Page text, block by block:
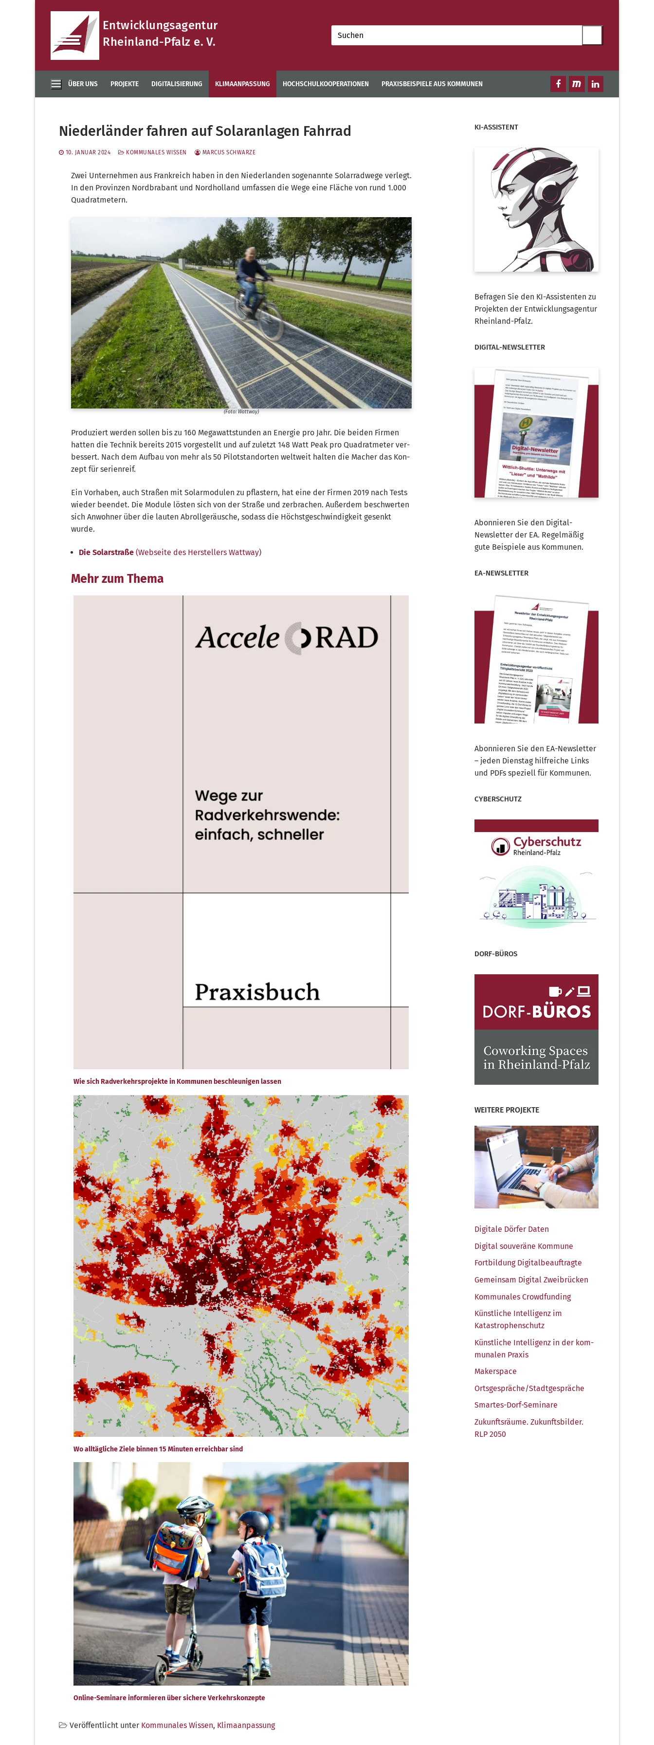
Entwicklungsagentur
Rheinland-Pfalz e. V.
Suchen
nach:
ÜBER UNS PROJEKTE DIGITALISIERUNG KLIMAANPASSUNG HOCHSCHULKOOPERATIONEN PRAXISBEISPIELE AUS KOMMUNEN
Niederländer fahren auf Solaranlagen Fahrrad
10. JANUAR 2024 KOMMUNALES WISSEN MARCUS SCHWARZE
Zwei Unter­neh­men aus Frank­reich haben in den Nie­der­lan­den soge­nann­te Solar­rad­we­ge ver­legt.
In den Pro­vin­zen Nord­bra­bant und Nord­hol­land umfas­sen die Wege eine Flä­che von rund 1.000
Quadratmetern.
(Foto: Watt­way)
Pro­du­ziert wer­den sol­len bis zu 160 Mega­watt­stun­den an Ener­gie pro Jahr. Die bei­den Fir­men
hat­ten die Tech­nik bereits 2015 vor­ge­stellt und auf zuletzt 148 Watt Peak pro Qua­drat­me­ter ver­
bes­sert. Nach dem Auf­bau von mehr als 50 Pilot­stand­or­ten welt­weit hal­ten die Macher das Kon­
zept für serienreif.
Ein Vor­ha­ben, auch Stra­ßen mit Solar­mo­du­len zu pflas­tern, hat eine der Fir­men 2019 nach Tests
wie­der been­det. Die Modu­le lös­ten sich von der Stra­ße und zer­bra­chen. Außer­dem beschwer­ten
sich Anwoh­ner über die lau­ten Abroll­ge­räu­sche, sodass die Höchst­ge­schwin­dig­keit gesenkt
wurde.
Die Solar­stra­ße (Web­sei­te des Her­stel­lers Wattway)
Mehr zum Thema
Wie sich Radverkehrsprojekte in Kommunen beschleunigen lassen
Wo alltägliche Ziele binnen 15 Minuten erreichbar sind
Online-Seminare informieren über sichere Verkehrskonzepte
Veröffentlicht unter Kommunales Wissen, Klimaanpassung
KI-ASSISTENT
Befragen Sie den KI-Assistenten zu
Projekten der Entwicklungsagentur
Rheinland-Pfalz.
DIGITAL-NEWSLETTER
Abonnieren Sie den Digital-
Newsletter der EA. Regelmäßig
gute Beispiele aus Kommunen.
EA-NEWSLETTER
Abonnieren Sie den EA-Newsletter
– jeden Dienstag hilfreiche Links
und PDFs speziell für Kommunen.
CYBERSCHUTZ
DORF-BÜROS
WEITERE PROJEKTE
Digi­ta­le Dör­fer Daten
Digi­tal sou­ve­rä­ne Kommune
Fort­bil­dung Digitalbeauftragte
Gemein­sam Digi­tal Zweibrücken
Kom­mu­na­les Crowdfunding
Künst­li­che Intel­li­genz im
Katastrophenschutz
Künst­li­che Intel­li­genz in der kom­
mu­na­len Praxis
Maker­space
Ortsgespräche/​Stadtgespräche
Smar­tes-Dorf-Semi­na­re
Zukunfts­räu­me. Zukunfts­bil­der.
RLP 2050